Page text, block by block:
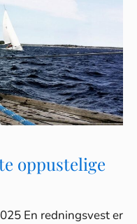
oppustelige
En redningsvest er